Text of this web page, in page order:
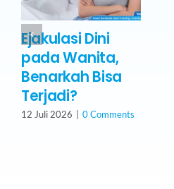
Ejakulasi Dini
pada Wanita,
Benarkah Bisa
Terjadi?
12 Juli 2026 0 Comments